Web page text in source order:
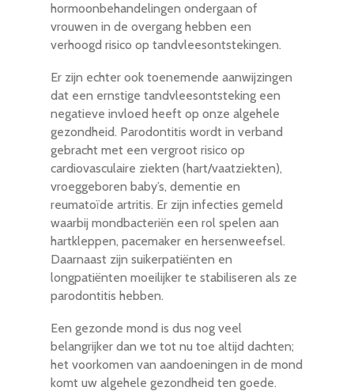
hormoonbehandelingen ondergaan of
vrouwen in de overgang hebben een
verhoogd risico op tandvleesontstekingen.
Er zijn echter ook toenemende aanwijzingen
dat een ernstige tandvleesontsteking een
negatieve invloed heeft op onze algehele
gezondheid. Parodontitis wordt in verband
gebracht met een vergroot risico op
cardiovasculaire ziekten (hart/vaatziekten),
vroeggeboren baby’s, dementie en
reumatoïde artritis. Er zijn infecties gemeld
waarbij mondbacteriën een rol spelen aan
hartkleppen, pacemaker en hersenweefsel.
Daarnaast zijn suikerpatiënten en
longpatiënten moeilijker te stabiliseren als ze
parodontitis hebben.
Een gezonde mond is dus nog veel
belangrijker dan we tot nu toe altijd dachten;
het voorkomen van aandoeningen in de mond
komt uw algehele gezondheid ten goede.